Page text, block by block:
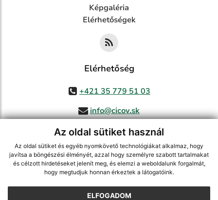
Az oldal sütiket használ
Az oldal sütiket és egyéb nyomkövető technológiákat alkalmaz, hogy
javítsa a böngészési élményét, azzal hogy személyre szabott tartalmakat
és célzott hirdetéseket jelenít meg, és elemzi a weboldalunk forgalmát,
hogy megtudjuk honnan érkeztek a látogatóink.
ELFOGADOM
Képgaléria
Elérhetőségek
Elérhetőség
+421 35 779 51 03
info@cicov.sk
használja ki a legfrissebb információk követését az RSS funkcióval,
ECHELON 2 CMS rendszer (tartalomkezelő rendszer),Honlaptérkép
Internetes portál, webhosting,webex.digital, s.r.o.,Domain-ek